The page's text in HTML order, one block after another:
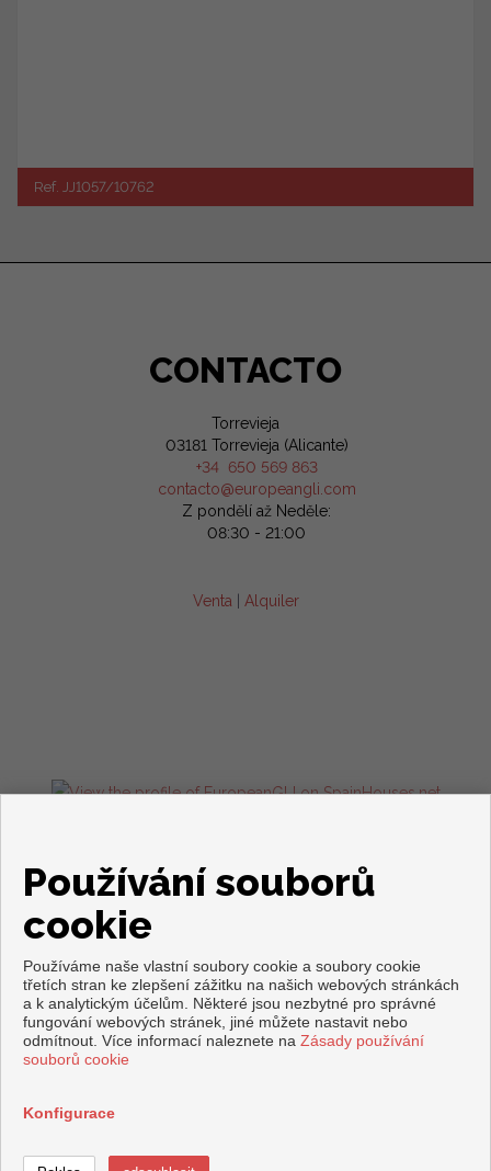
Ref. JJ1057/10762
CONTACTO
Torrevieja
03181 Torrevieja (Alicante)
+34 650 569 863
contacto@europeangli.com
Z pondělí až Neděle:
08:30 - 21:00
Venta Alquiler
Copyright © 2026. Všechna práva vyhrazena.
Právní upozornění
Používání souborů
cookie
Používáme naše vlastní soubory cookie a soubory cookie
třetích stran ke zlepšení zážitku na našich webových stránkách
a k analytickým účelům. Některé jsou nezbytné pro správné
fungování webových stránek, jiné můžete nastavit nebo
odmítnout. Více informací naleznete na Zásady používání
souborů cookie
Konfigurace